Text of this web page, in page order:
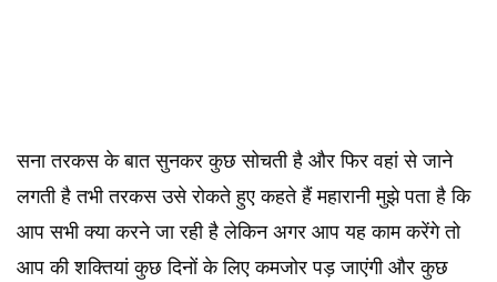
सना तरकस के बात सुनकर कुछ सोचती है और फिर वहां से जाने
लगती है तभी तरकस उसे रोकते हुए कहते हैं महारानी मुझे पता है कि
आप सभी क्या करने जा रही है लेकिन अगर आप यह काम करेंगे तो
आप की शक्तियां कुछ दिनों के लिए कमजोर पड़ जाएंगी और कुछ